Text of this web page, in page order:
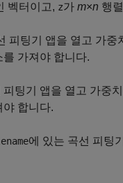
벡터이고, z가 m×n 행
피팅기 앱을 열고 가중
가져야 합니다.
피팅기 앱을 열고 가중
야 합니다.
에 있는 곡선 피팅